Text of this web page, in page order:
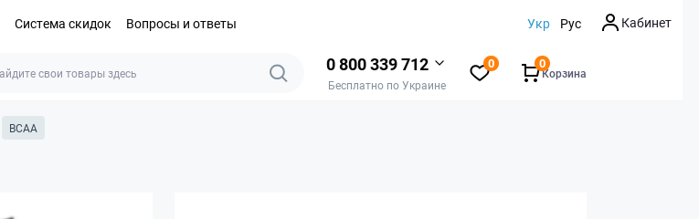
Система скидок Вопросы и ответы Укр Рус Кабинет
0 800 339 712
Бесплатно по Украине
0
Корзина
0
BCAA